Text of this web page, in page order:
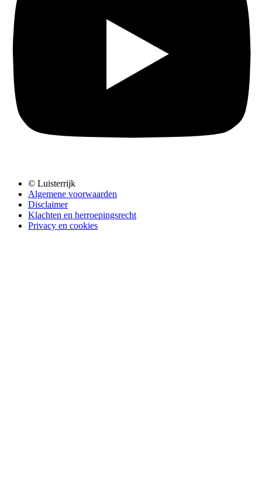
© Luisterrijk
Algemene voorwaarden
Disclaimer
Klachten en herroepingsrecht
Privacy en cookies